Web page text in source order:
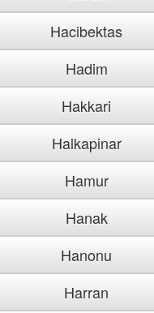
Hacibektas
Hadim
Hakkari
Halkapinar
Hamur
Hanak
Hanonu
Harran